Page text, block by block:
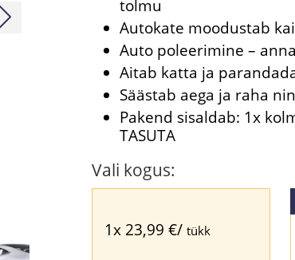
Vali kogus:
1x 23,99€/tükk
tolmu
Autokate moodustab
Auto poleerimine –
Aitab katta ja
Säästab aega ja raha
Pakend sisaldab: 1x
TASUTA